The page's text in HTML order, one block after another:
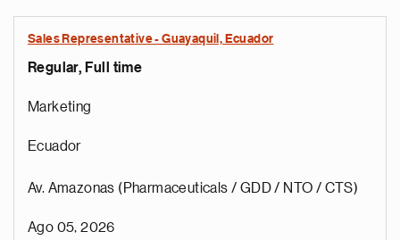
Sales Representative - Guayaquil, Ecuador
Regular, Full time
Marketing
Ecuador
Av. Amazonas (Pharmaceuticals / GDD / NTO / CTS)
Ago 05, 2026